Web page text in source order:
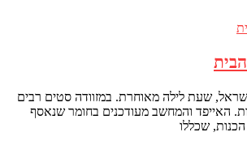
הבית
ישראל, שעת לילה מאוחרת. במזוודה סטים רבים
האייפד והמחשב מעודכנים בחומר שנאסף
שכללו